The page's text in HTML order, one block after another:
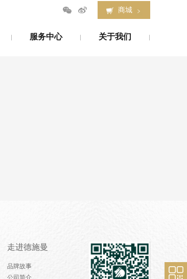
商城
服务中心 关于我们
走进德施曼
品牌故事
公司简介